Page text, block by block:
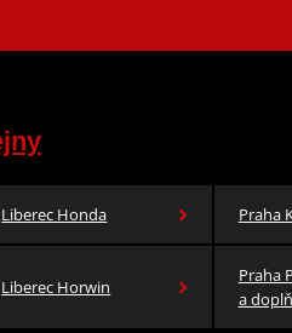
Liberec Honda Praha
Liberec Horwin
Praha
a